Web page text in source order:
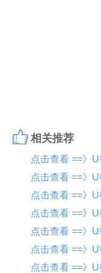
相关推荐
点击查看 ==》
点击查看 ==》
点击查看 ==》
点击查看 ==》
点击查看 ==》
点击查看 ==》
点击查看 ==》